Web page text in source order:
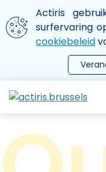
Aller au contenu
We gebruiken
Actiris
surfervaring
cookiebeleid
le menu